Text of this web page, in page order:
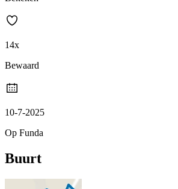
14x
Bewaard
10-7-2025
Op Funda
Buurt